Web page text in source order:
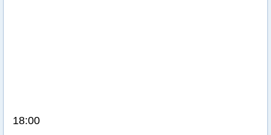
18:00